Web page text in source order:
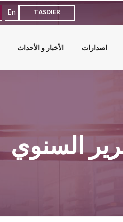
TASDIER
En
اصدارات الأخبار و الأحداث
السنوي